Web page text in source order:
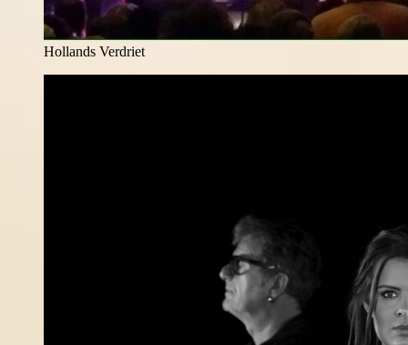
Hollands Verdriet